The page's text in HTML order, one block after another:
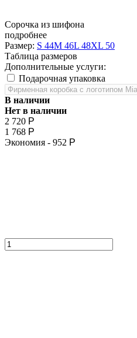
Сорочка из шифона
подробнее
Размер: S 44M 46L 48XL 50
Таблица размеров
Дополнительные услуги:
Подарочная упаковка
В наличии
Нет в наличии
2 720 Р
1 768 Р
Экономия - 952 Р